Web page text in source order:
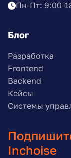
Пн-Пт: 9:00-
Блог
Разработка
Frontend
Backend
Кейсы
Системы
Inchoise